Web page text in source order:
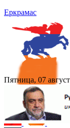
Еркрамас
Пятница, 07